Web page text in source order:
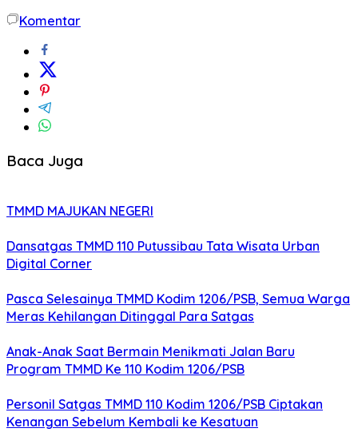
Komentar
Baca Juga
TMMD MAJUKAN NEGERI
Dansatgas TMMD 110 Putussibau Tata Wisata Urban
Digital Corner
Pasca Selesainya TMMD Kodim 1206/PSB, Semua Warga
Meras Kehilangan Ditinggal Para Satgas
Anak-Anak Saat Bermain Menikmati Jalan Baru
Program TMMD Ke 110 Kodim 1206/PSB
Personil Satgas TMMD 110 Kodim 1206/PSB Ciptakan
Kenangan Sebelum Kembali ke Kesatuan